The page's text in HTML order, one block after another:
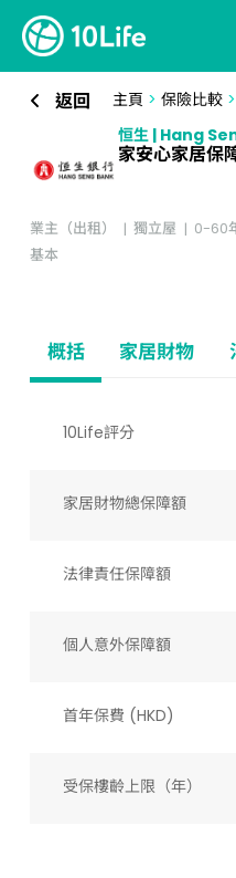
返回 主頁 > 保險比較>
恒生 | Hang
家安心家居保
業主（出租） 獨立屋 0-60
基本
概括 家居財物
10Life評分
家居財物總保障額
法律責任保障額
個人意外保障額
首年保費 (HKD)
受保樓齡上限（年）​